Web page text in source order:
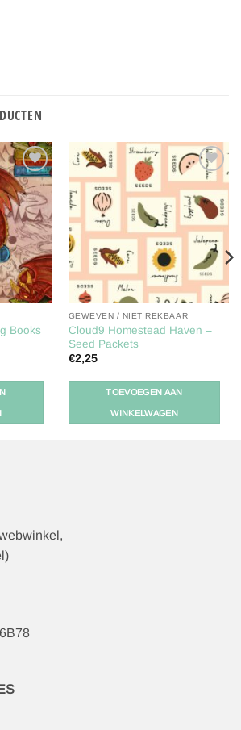
Toevoegen
aan
verlanglijst
Books
Toevoegen
aan
verlanglijst
GEWEVEN / NIET REKBAAR
Cloud9 Homestead Haven –
Seed Packets
€2,25
TOEVOEGEN AAN
WINKELWAGEN